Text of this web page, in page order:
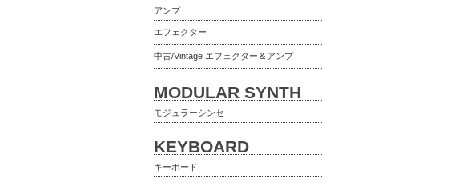
アンプ
エフェクター
中古/Vintage エフェクター＆アンプ
MODULAR SYNTH
モジュラーシンセ
KEYBOARD
キーボード